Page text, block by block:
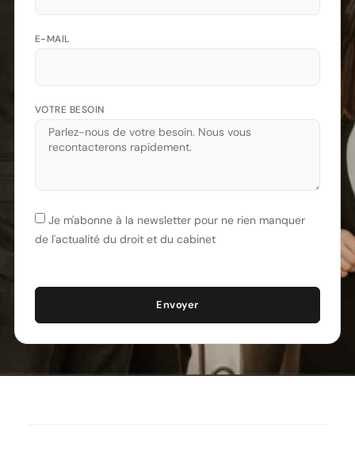
E-MAIL
VOTRE BESOIN
Je m'abonne à la newsletter pour ne rien manquer
de l'actualité du droit et du cabinet
Envoyer